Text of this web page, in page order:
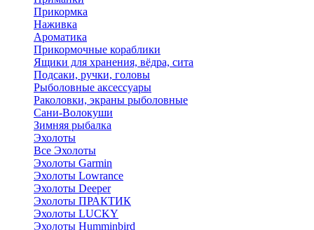
Прикормка
Наживка
Ароматика
Прикормочные кораблики
Ящики для хранения, вёдра, сита
Подсаки, ручки, головы
Рыболовные аксессуары
Раколовки, экраны рыболовные
Сани-Волокуши
Зимняя рыбалка
Эхолоты
Все Эхолоты
Эхолоты Garmin
Эхолоты Lowrance
Эхолоты Deeper
Эхолоты ПРАКТИК
Эхолоты LUCKY
Эхолоты Humminbird